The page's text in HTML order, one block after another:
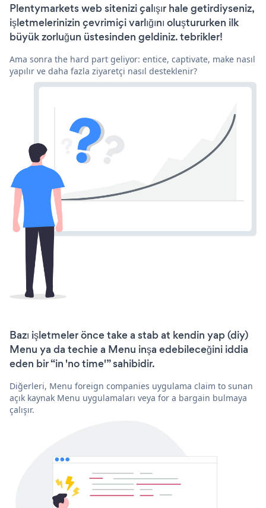
Plentymarkets web sitenizi çalışır hale getirdiyseniz,
işletmelerinizin çevrimiçi varlığını oluştururken ilk
büyük zorluğun üstesinden geldiniz. tebrikler!
Ama sonra the hard part geliyor: entice, captivate, make nasıl
yapılır ve daha fazla ziyaretçi nasıl desteklenir?
Bazı işletmeler önce take a stab at kendin yap (diy)
Menu ya da techie a Menu inşa edebileceğini iddia
eden bir “in 'no time'” sahibidir.
Diğerleri, Menu foreign companies uygulama claim to sunan
açık kaynak Menu uygulamaları veya for a bargain bulmaya
çalışır.